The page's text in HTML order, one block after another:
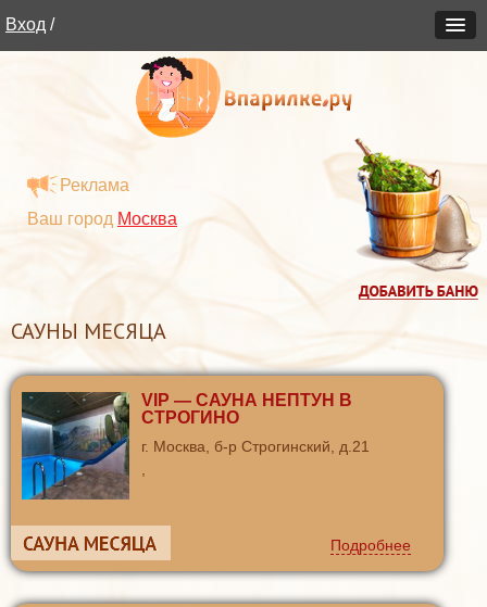
Вход /
Реклама
Ваш город Москва
САУНЫ МЕСЯЦА
VIP — САУНА НЕПТУН В
СТРОГИНО
г. Москва, б-р Строгинский, д.21
Подробнее